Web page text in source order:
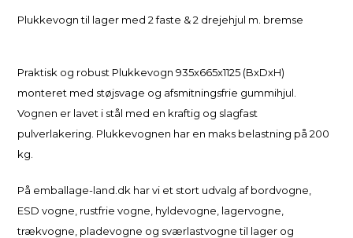
Plukkevogn til lager med 2 faste & 2 drejehjul m. bremse
Praktisk og robust Plukkevogn 935x665x1125 (BxDxH)
monteret med støjsvage og afsmitningsfrie gummihjul.
Vognen er lavet i stål med en kraftig og slagfast
pulverlakering. Plukkevognen har en maks belastning på 200
kg.
På emballage-land.dk har vi et stort udvalg af bordvogne,
ESD vogne, rustfrie vogne, hyldevogne, lagervogne,
trækvogne, pladevogne og sværlastvogne til lager og